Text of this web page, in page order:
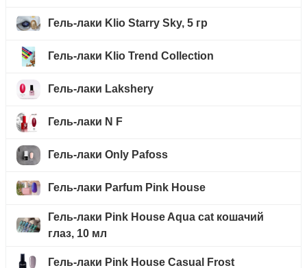
Гель-лаки Klio Starry Sky, 5 гр
Гель-лаки Klio Trend Collection
Гель-лаки Lakshery
Гель-лаки N F
Гель-лаки Only Pafoss
Гель-лаки Parfum Pink House
Гель-лаки Pink House Aqua cat кошачий
глаз, 10 мл
Гель-лаки Pink House Casual Frost